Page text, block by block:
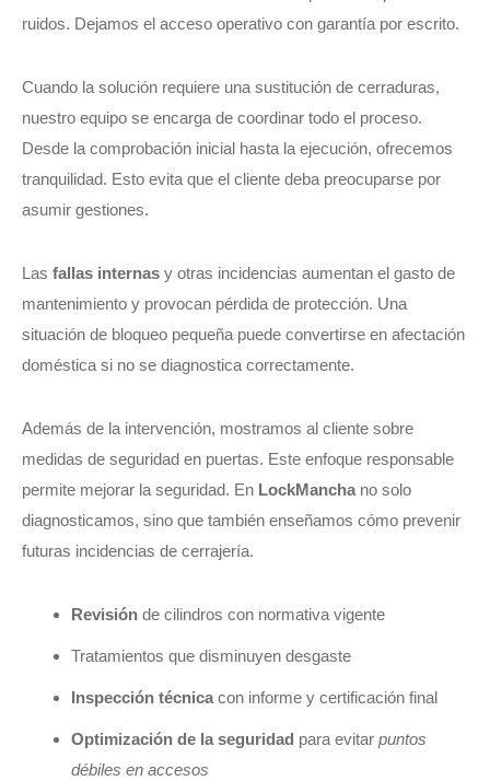
ruidos. Dejamos el acceso operativo con garantía por escrito.
Cuando la solución requiere una sustitución de cerraduras,
nuestro equipo se encarga de coordinar todo el proceso.
Desde la comprobación inicial hasta la ejecución, ofrecemos
tranquilidad. Esto evita que el cliente deba preocuparse por
asumir gestiones.
Las fallas internas y otras incidencias aumentan el gasto de
mantenimiento y provocan pérdida de protección. Una
situación de bloqueo pequeña puede convertirse en afectación
doméstica si no se diagnostica correctamente.
Además de la intervención, mostramos al cliente sobre
medidas de seguridad en puertas. Este enfoque responsable
permite mejorar la seguridad. En LockMancha no solo
diagnosticamos, sino que también enseñamos cómo prevenir
futuras incidencias de cerrajería.
Revisión de cilindros con normativa vigente
Tratamientos que disminuyen desgaste
Inspección técnica con informe y certificación final
Optimización de la seguridad para evitar puntos
débiles en accesos